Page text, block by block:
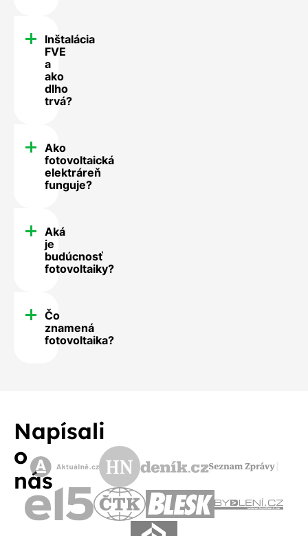
Inštalácia
FVE
a
ako
dlho
trvá?
Ako
fotovoltaická
elektráreň
funguje?
Aká
je
budúcnosť
fotovoltaiky?
Čo
znamená
fotovoltaika?
Napísali
o
nás